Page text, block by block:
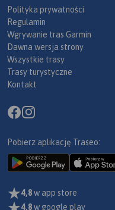
Polityka prywatności
Regulamin
Wgrywanie tras Garmin
Dawna wersja strony
Wszystkie trasy
Trasy turystyczne
Kontakt
Pobierz aplikację Traseo:
4,8w app store
4,8w google play